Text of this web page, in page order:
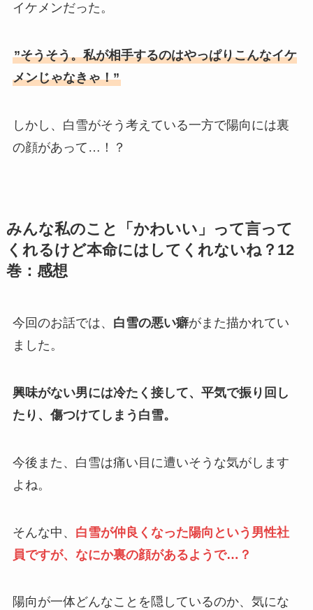
イケメンだった。
”そうそう。私が相手するのはやっぱりこんなイケ
メンじゃなきゃ！”
しかし、白雪がそう考えている一方で陽向には裏
の顔があって…！？
みんな私のこと「かわいい」って言って
くれるけど本命にはしてくれないね？12
巻：感想
今回のお話では、 白雪の悪い癖がまた描かれてい
ました。
興味がない男には冷たく接して、平気で振り回し
たり、傷つけてしまう白雪。
今後また、白雪は痛い目に遭いそうな気がします
よね。
そんな中、 白雪が仲良くなった陽向という男性社
員ですが、なにか裏の顔があるようで…？
陽向が一体どんなことを隠しているのか、気にな